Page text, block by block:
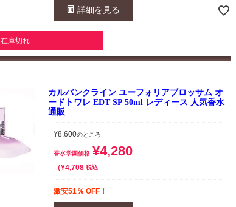
詳細を見る
在庫切れ
カルバンクライン ユーフォリアブロッサム オ
ードトワレ EDT SP 50ml レディース 人気香水
通販
¥8,600のところ
香水学園価格 ¥4,280
¥4,708 税込
激安51％ OFF！